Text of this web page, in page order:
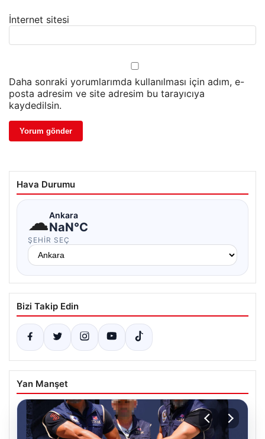
İnternet sitesi
Daha sonraki yorumlarımda kullanılması için adım, e-
posta adresim ve site adresim bu tarayıcıya
kaydedilsin.
Hava Durumu
☁Ankara
NaN°C
ŞEHIR SEÇ
Bizi Takip Edin
Yan Manşet